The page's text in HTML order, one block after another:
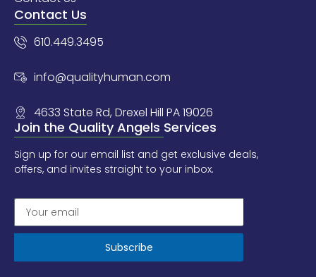
Contact Us
610.449.3495
info@qualityhuman.com
4633 State Rd, Drexel Hill PA 19026
Join the Quality Angels Services
Sign up for our email list and get exclusive deals,
offers, and invites straight to your inbox.
Subscribe